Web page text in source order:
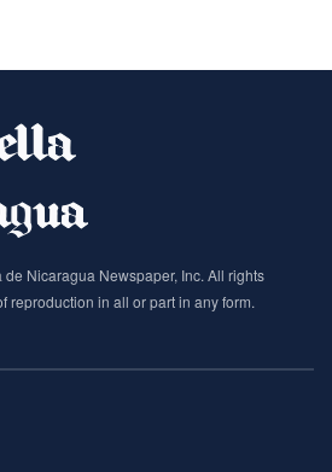
Nicaragua Newspaper, Inc. All rights
reproduction in all or part in any form.